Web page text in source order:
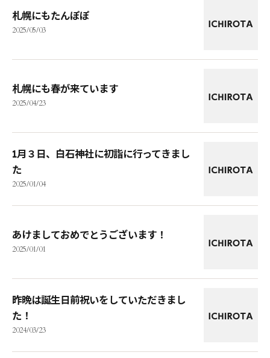
札幌にもたんぽぽ
2025/05/03
札幌にも春が来ています
2025/04/23
1月３日、白石神社に初詣に行ってきまし
た
2025/01/04
あけましておめでとうございます！
2025/01/01
昨晩は誕生日前祝いをしていただきまし
た！
2024/03/23